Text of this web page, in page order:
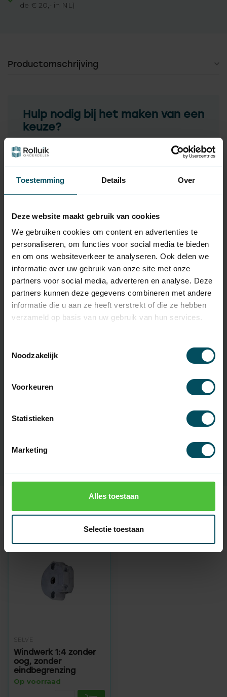
Toestemming Details Over
Deze website maakt gebruik van cookies
We gebruiken cookies om content en advertenties te
personaliseren, om functies voor social media te bieden
en om ons websiteverkeer te analyseren. Ook delen we
informatie over uw gebruik van onze site met onze
partners voor social media, adverteren en analyse. Deze
partners kunnen deze gegevens combineren met andere
informatie die u aan ze heeft verstrekt of die ze hebben
verzameld op basis van uw gebruik van hun services.
Noodzakelijk
Voorkeuren
Statistieken
Marketing
Alles toestaan
Selectie toestaan
de € 20,- in NL)
Productomschrijving
Hulp nodig bij het maken van een
keuze?
Gerelateerde producten
GEIGER
Geiger Kniekoppeling met
vierkante as 6 mm
Op voorraad
31,95
HUISMERK
Huismerk Kunststof asprop
met vierkante aspen 5,95
SKU
Recent bekeken
SELVE
Windwerk 1:4 zonder
oog, zonder
eindbegrenzing
Op voorraad